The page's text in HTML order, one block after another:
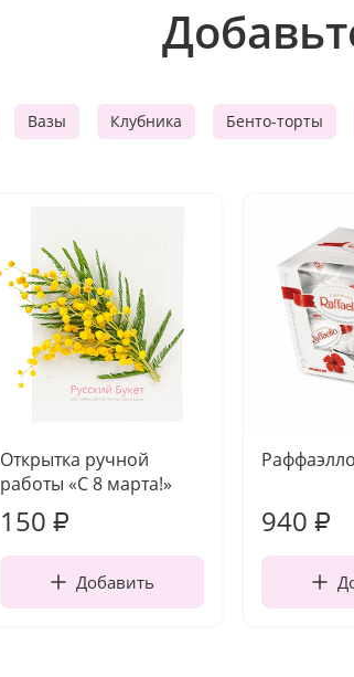
Вазы Клубника Бенто-торты
Открытка ручной
работы «С 8 марта!»
150 ₽
Добавить
Раффаэлло
940 ₽